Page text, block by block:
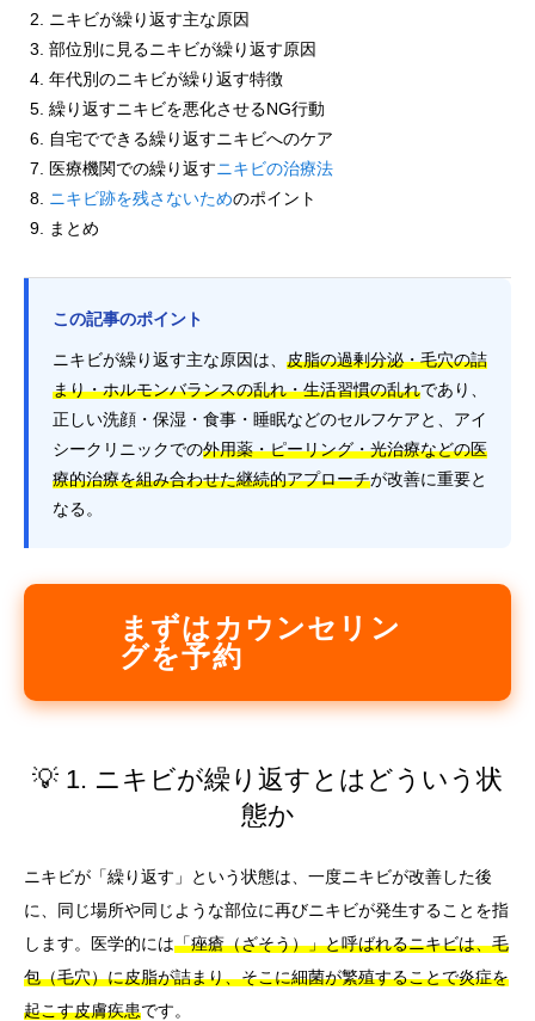
ニキビが繰り返す主な原因
部位別に見るニキビが繰り返す原因
年代別のニキビが繰り返す特徴
繰り返すニキビを悪化させるNG行動
自宅でできる繰り返すニキビへのケア
医療機関での繰り返すニキビの治療法
ニキビ跡を残さないためのポイント
まとめ
この記事のポイント
ニキビが繰り返す主な原因は、 皮脂の過剰分泌・毛穴の詰
まり・ホルモンバランスの乱れ・生活習慣の乱れであり、
正しい洗顔・保湿・食事・睡眠などのセルフケアと、アイ
シークリニックでの外用薬・ピーリング・光治療などの医
療的治療を組み合わせた継続的アプローチが改善に重要と
なる。
まずはカウンセリン
グを予約
💡 1. ニキビが繰り返すとはどういう状
態か
ニキビが「繰り返す」という状態は、一度ニキビが改善した後
に、同じ場所や同じような部位に再びニキビが発生することを指
します。医学的には「痤瘡（ざそう）」と呼ばれるニキビは、毛
包（毛穴）に皮脂が詰まり、そこに細菌が繁殖することで炎症を
起こす皮膚疾患です。